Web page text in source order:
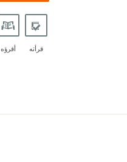
قرأته أقرؤه